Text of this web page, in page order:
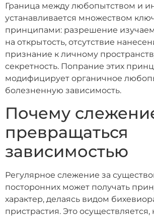
Граница между любопытством и
устанавливается множеством
принципами: разрешение
на открытость, отсутствие
признание к личному
секретность. Попрание этих
модифицирует органичное
болезненную зависимость.
Почему
превращаться
зависимостью
Регулярное слежение за
посторонних может получать
характер, делаясь видом
пристрастия. Это осуществляется,